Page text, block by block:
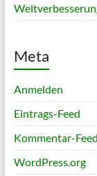
Meta
Anmelden
Eintrags-Feed
Kommentar-Feed
WordPress.org